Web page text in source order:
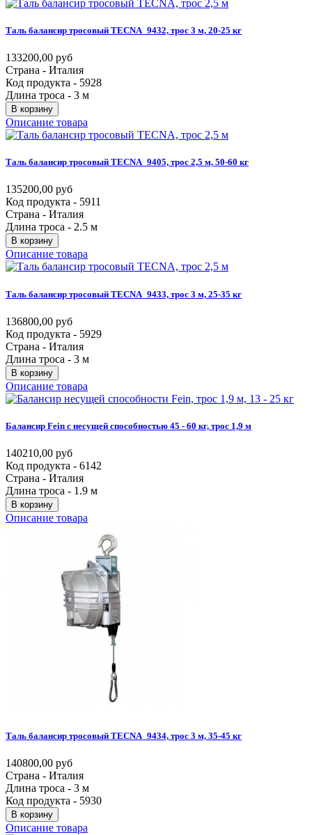
Таль балансир тросовый TECNA_9432, трос 3 м, 20-25 кг
133200,00 руб
Страна - Италия
Код продукта - 5928
Длина троса - 3 м
В корзину
Описание товара
Таль балансир тросовый TECNA_9405, трос 2,5 м, 50-60 кг
135200,00 руб
Код продукта - 5911
Страна - Италия
Длина троса - 2.5 м
В корзину
Описание товара
Таль балансир тросовый TECNA_9433, трос 3 м, 25-35 кг
136800,00 руб
Код продукта - 5929
Страна - Италия
Длина троса - 3 м
В корзину
Описание товара
Балансир Fein с несущей способностью 45 - 60 кг, трос 1,9 м
140210,00 руб
Код продукта - 6142
Страна - Италия
Длина троса - 1.9 м
В корзину
Описание товара
Таль балансир тросовый TECNA_9434, трос 3 м, 35-45 кг
140800,00 руб
Страна - Италия
Длина троса - 3 м
Код продукта - 5930
В корзину
Описание товара